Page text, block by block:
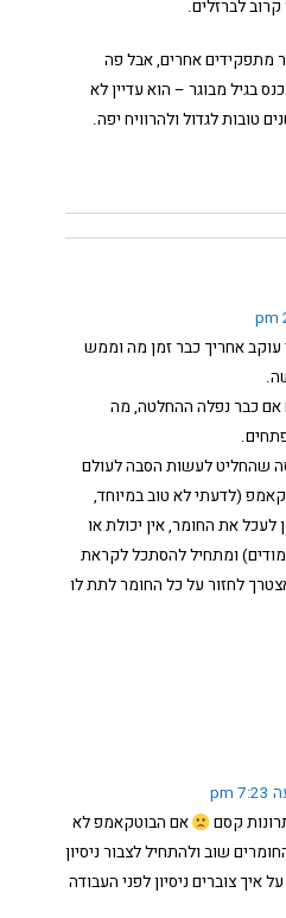
לברזלים.
מתפקידים אחרים, אבל פה
בגיל מבוגר – הוא עדיין לא
טובות לגדול ולהרוויח יפה.
עוקב אחריך כבר זמן מה וממש
כבר נפלה ההחלטה, מה
הנדסה שהחליט לעשות הסבה לעולם
(לדעתי לא טוב במיוחד,
לעכל את החומר, אין יכולת או
ומתחיל להסתכל לקראת
לחזור על כל החומר לתת לו
קסם
אם הבוטקאמפ לא
שוב ולהתחיל לצבור ניסיון
צוברים ניסיון לפני העבודה